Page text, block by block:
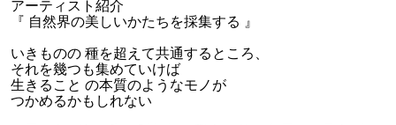
アーティスト紹介
『 自然界の美しいかたちを採集する 』
いきものの 種を超えて共通するところ、
それを幾つも集めていけば
生きること の本質のようなモノが
つかめるかもしれない